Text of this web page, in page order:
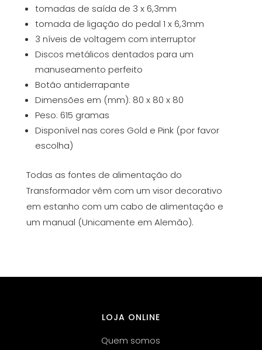
tomadas de saída de 3 x 6,3mm
tomada de ligação do pedal 1 x 6,3mm
3 níveis de voltagem com interruptor
Discos metálicos dentados para um
manuseamento perfeito
Botão antiderrapante
Dimensões em (mm): 80 x 80 x 80
Peso: 615 gramas
Disponível nas cores Gold e Pink (por favor
escolha)
Todas as fontes de alimentação do
Transformador vêm com um visor decorativo
em estanho com um cabo de alimentação e
um manual (Unicamente em Alemão).
LOJA ONLINE
Quem somos